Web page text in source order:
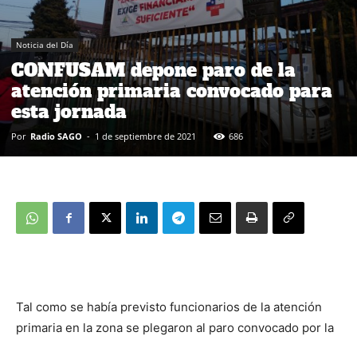
Noticia del Día
CONFUSAM depone paro de la
atención primaria convocado para
esta jornada
Por Radio SAGO - 1 de septiembre de 2021 686
Tal como se había previsto funcionarios de la atención
primaria en la zona se plegaron al paro convocado por la